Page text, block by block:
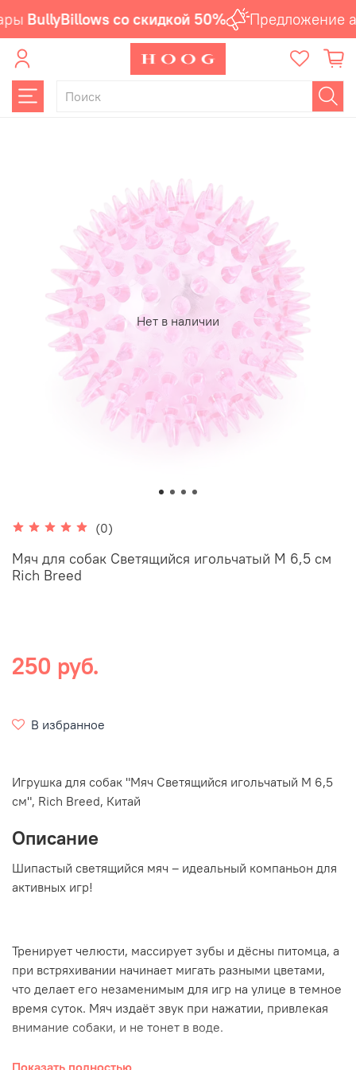
BullyBillows со скидкой 50% Предложение
Нет в наличии
(0)
Мяч для собак Светящийся игольчатый M 6,5 см
Rich Breed
250 руб.
В избранное
Игрушка для собак "Мяч Светящийся игольчатый M 6,5
см", Rich Breed, Китай
Описание
Шипастый светящийся мяч – идеальный компаньон для
активных игр!
Тренирует челюсти, массирует зубы и дёсны питомца, а
при встряхивании начинает мигать разными цветами,
что делает его незаменимым для игр на улице в темное
время суток. Мяч издаёт звук при нажатии, привлекая
внимание собаки, и не тонет в воде.
Показать полностью